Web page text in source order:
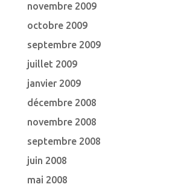
novembre 2009
octobre 2009
septembre 2009
juillet 2009
janvier 2009
décembre 2008
novembre 2008
septembre 2008
juin 2008
mai 2008